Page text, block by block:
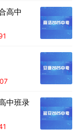
高中
中班录